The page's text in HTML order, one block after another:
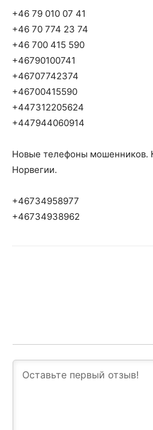
+46 79 010 07 41
+46 70 774 23 74
+46 700 415 590
+46790100741
+46707742374
+46700415590
+447312205624
+447944060914
Новые телефоны мошенников.
Норвегии.
+46734958977
+46734938962